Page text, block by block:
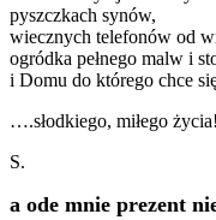
pyszczkach synów,
wiecznych telefonów od
ogródka pełnego malw i
i Domu do którego chce
….słodkiego, miłego życia!
S.
a ode mnie prezent